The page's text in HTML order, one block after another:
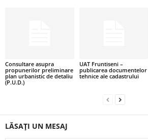
Consultare asupra
propunerilor preliminare
plan urbanistic de detaliu
(P.U.D.)
UAT Fruntiseni –
publicarea documentelor
tehnice ale cadastrului
LĂSAȚI UN MESAJ